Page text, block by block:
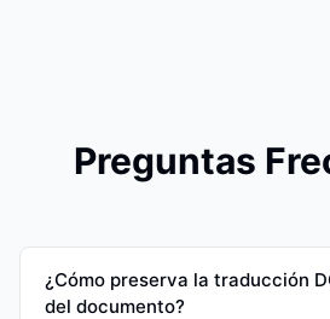
Preguntas
¿Cómo preserva la traducción
del documento?